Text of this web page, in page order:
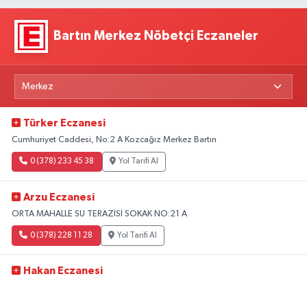
Bartın Merkez Nöbetçi Eczaneler
Türker Eczanesi
Cumhuriyet Caddesi, No:2 A Kozcağız Merkez Bartın
0 (378) 233 45 38 Yol Tarifi Al
Arzu Eczanesi
ORTA MAHALLE SU TERAZİSİ SOKAK NO:21 A
0 (378) 228 11 28 Yol Tarifi Al
Hakan Eczanesi